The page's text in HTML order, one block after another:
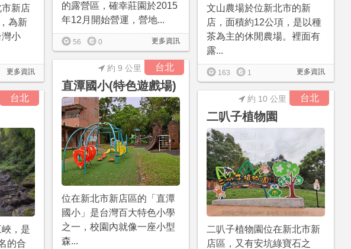
新店
為新
灣小
更多資訊
的露營區，確幸莊園於2015
年12月開始營運，營地...
更多資訊
56 0
文山農場於位新北市的新
店，面積約12公項，是以種
茶為主的休閒農場。裡面有
露...
更多資訊
163 1
台北
約 9 公里
直潭國小(特色遊戲場)
位在新北市新店區的「直潭
國小」是台灣百大特色小學
之一，校園內就像一座小型
森...
台北
，是
的合
台北
約 10 公里
二叭子植物園
二叭子植物園位在新北市新
店區，又有安坑綠寶石之